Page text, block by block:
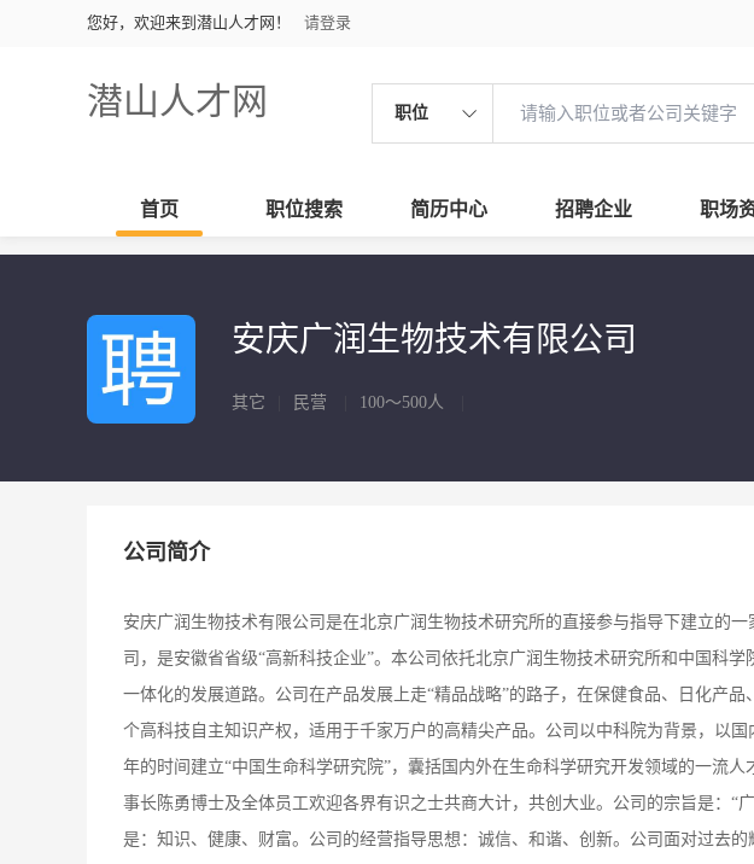
您好，欢迎来到潜山人才网！ 请登录
潜山人才网 职位
首页 职位搜索 简历中心 招聘企业 职场
安庆广润生物技术有限公司
其它 民营 100～500人
公司简介
安庆广润生物技术有限公司是在北京广润生物技术研究所的直接参与指导下建立的
司，是安徽省省级“高新科技企业”。本公司依托北京广润生物技术研究所和中国科
一体化的发展道路。公司在产品发展上走“精品战略”的路子，在保健食品、日化产
个高科技自主知识产权，适用于千家万户的高精尖产品。公司以中科院为背景，以
年的时间建立“中国生命科学研究院”，囊括国内外在生命科学研究开发领域的一流
事长陈勇博士及全体员工欢迎各界有识之士共商大计，共创大业。公司的宗旨是：“
是：知识、健康、财富。公司的经营指导思想：诚信、和谐、创新。公司面对过去